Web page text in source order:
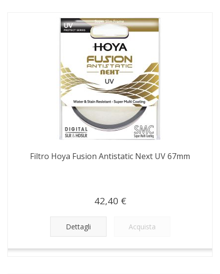
Filtro Hoya Fusion Antistatic Next UV 67mm
42,40 €
Dettagli Acquista